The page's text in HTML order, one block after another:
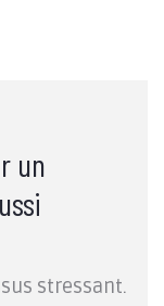
un
stressant.